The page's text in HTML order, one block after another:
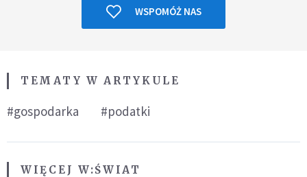
WSPOMÓŻ NAS
TEMATY W ARTYKULE
#gospodarka #podatki
WIĘCEJ W:ŚWIAT